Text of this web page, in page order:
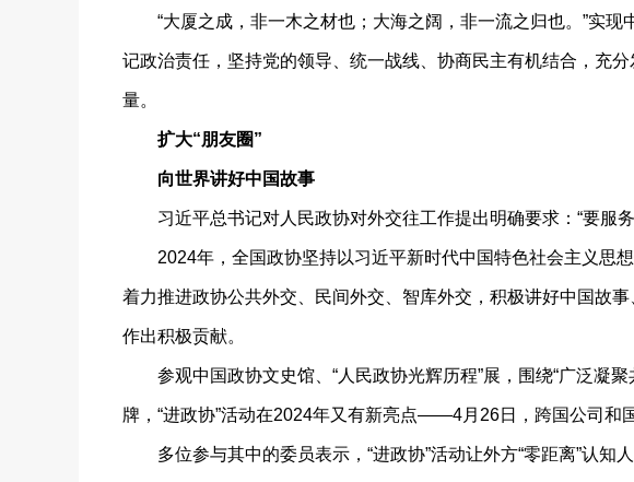
“大厦之成，非一木之材也；大海之阔，非一流之归也。”实现
记政治责任，坚持党的领导、统一战线、协商民主有机结合，充
量。
扩大“朋友圈”
向世界讲好中国故事
习近平总书记对人民政协对外交往工作提出明确要求：“要服
2024年，全国政协坚持以习近平新时代中国特色社会主义思想
着力推进政协公共外交、民间外交、智库外交，积极讲好中国故
作出积极贡献。
参观中国政协文史馆、“人民政协光辉历程”展，围绕“广泛凝
牌，“进政协”活动在2024年又有新亮点——4月26日，跨国公司和
多位参与其中的委员表示，“进政协”活动让外方“零距离”认知